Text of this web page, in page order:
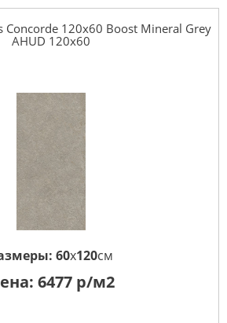
Concorde 120x60 Boost Mineral Grey
AHUD 120x60
60x120см
6477 р/м2